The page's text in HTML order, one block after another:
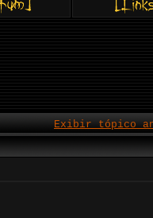
Exibir tópico